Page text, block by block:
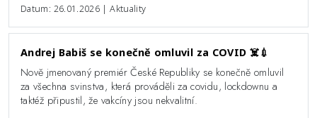
Datum: 26.01.2026 | Aktuality
Andrej Babiš se konečně omluvil za COVID ☠️💉
Nově jmenovaný premiér České Republiky se konečně omluvil
za všechna svinstva, která prováděli za covidu, lockdownu a
taktéž připustil, že vakcíny jsou nekvalitní.